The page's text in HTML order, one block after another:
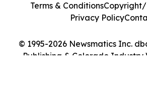
© 1995-2026 Newsmatics Inc.
Publishing & Colorado Industry
Terms & ConditionsCopyright/
Privacy Policy